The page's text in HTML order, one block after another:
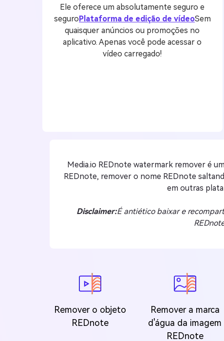
Ele oferece um absolutamente seguro e
seguroPlataforma de edição de vídeoSem
quaisquer anúncios ou promoções no
aplicativo. Apenas você pode acessar o
vídeo carregado!
Media.io REDnote watermark remover é
REDnote, remover o nome REDnote
em outras
Disclaimer:É antiético baixar e
Remover o objeto
REDnote
Remover a marca
d'água da imagem
REDnote